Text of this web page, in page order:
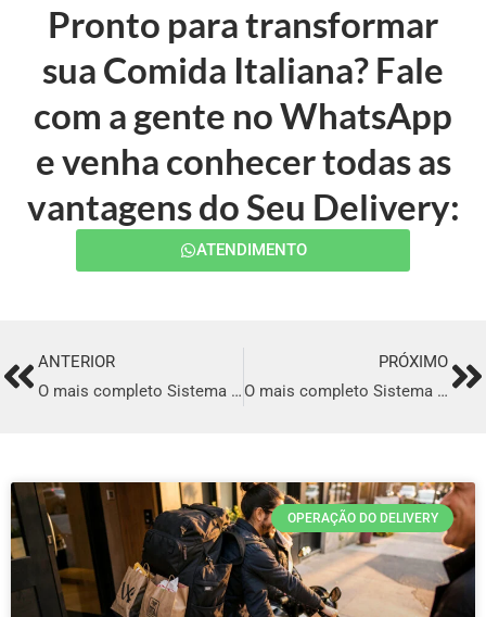
Pronto para transformar
sua Comida Italiana? Fale
com a gente no WhatsApp
e venha conhecer todas as
vantagens do Seu Delivery:
ATENDIMENTO
PrevANTERIOR
O mais completo Sistema para Delivery de comida Italiana em Sousa
PRÓXIMO
O mais completo Sistema para Delivery de comida Italiana em Icó
OPERAÇÃO DO DELIVERY